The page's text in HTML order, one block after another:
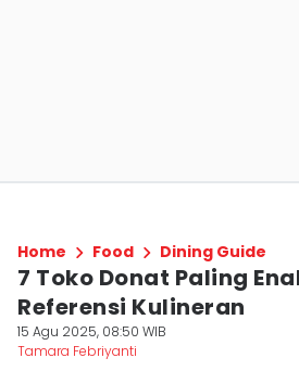
Home Food Dining Guide
7 Toko Donat Paling
Referensi Kulineran
15 Agu 2025, 08:50 WIB
Tamara Febriyanti